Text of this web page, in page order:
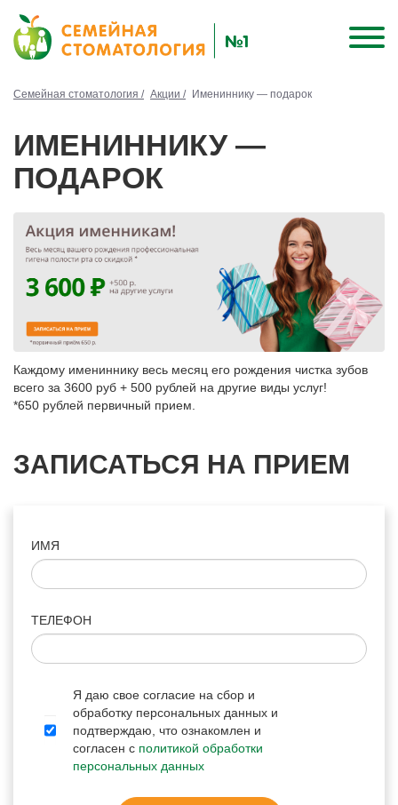
Семейная стоматология / Акции / Имениннику — подарок
ИМЕНИННИКУ —
ПОДАРОК
Каждому имениннику весь месяц его рождения чистка зубов
всего за 3600 руб + 500 рублей на другие виды услуг!
*650 рублей первичный прием.
ЗАПИСАТЬСЯ НА ПРИЕМ
ИМЯ
ТЕЛЕФОН
Я даю свое согласие на сбор и
обработку персональных данных и
подтверждаю, что ознакомлен и
согласен с политикой обработки
персональных данных